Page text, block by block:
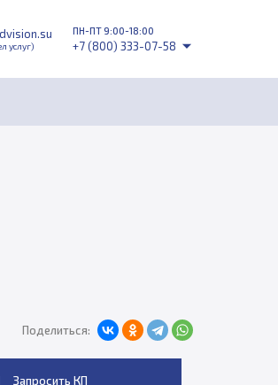
услуг)
ПН-ПТ 9:00-18:00
+7 (800) 333-07-58
Поделиться:
Запросить КП